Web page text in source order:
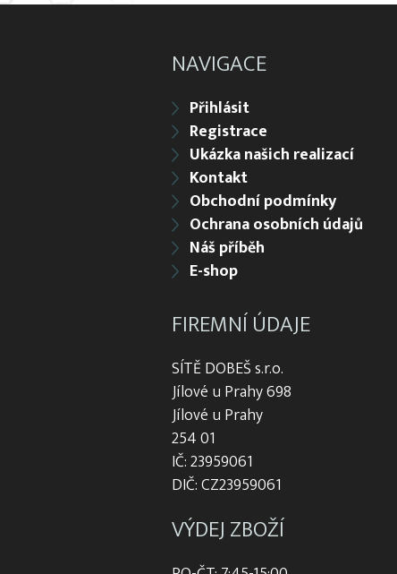
NAVIGACE
Přihlásit
Registrace
Ukázka našich realizací
Kontakt
Obchodní podmínky
Ochrana osobních údajů
Náš příběh
E-shop
FIREMNÍ ÚDAJE
SÍTĚ DOBEŠ s.r.o.
Jílové u Prahy 698
Jílové u Prahy
254 01
IČ: 23959061
DIČ: CZ23959061
VÝDEJ ZBOŽÍ